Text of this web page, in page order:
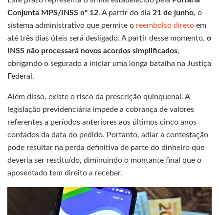
Conjunta MPS/INSS nº 12. A partir do dia 21 de junho, o
sistema administrativo que permite o reembolso direto em
até três dias úteis será desligado. A partir desse momento, o
INSS não processará novos acordos simplificados,
obrigando o segurado a iniciar uma longa batalha na Justiça
Federal.
Além disso, existe o risco da prescrição quinquenal. A
legislação previdenciária impede a cobrança de valores
referentes a períodos anteriores aos últimos cinco anos
contados da data do pedido. Portanto, adiar a contestação
pode resultar na perda definitiva de parte do dinheiro que
deveria ser restituído, diminuindo o montante final que o
aposentado tem direito a receber.